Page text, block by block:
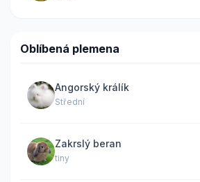
Oblíbená plemena
Angorský králík
Střední
Zakrslý beran
tiny